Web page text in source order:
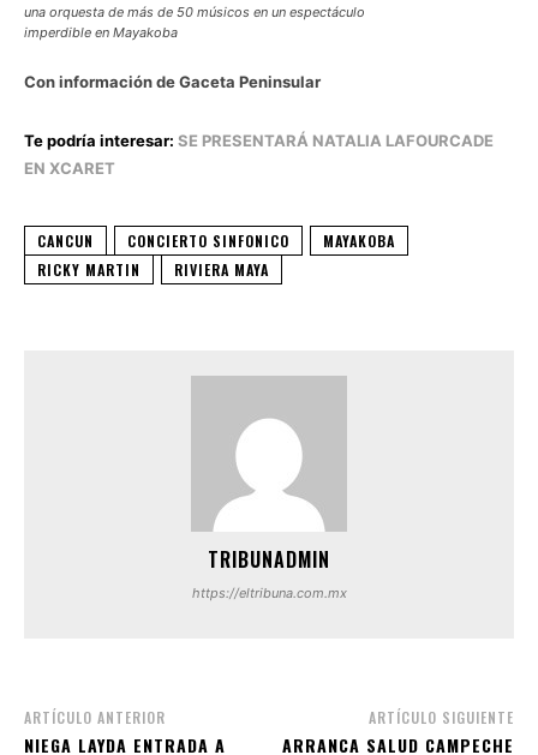
una orquesta de más de 50 músicos en un espectáculo
imperdible en Mayakoba
Con información de Gaceta Peninsular
Te podría interesar: SE PRESENTARÁ NATALIA LAFOURCADE
EN XCARET
CANCUN CONCIERTO SINFONICO
MAYAKOBA
RICKY MARTIN
RIVIERA MAYA
TRIBUNADMIN
https://eltribuna.com.mx
ARTÍCULO ANTERIOR
NIEGA LAYDA ENTRADA A
ARTÍCULO SIGUIENTE
ARRANCA SALUD CAMPECHE